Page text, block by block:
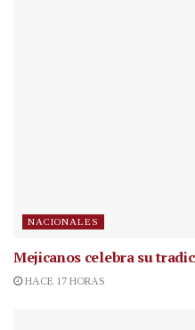
NACIONALES
Mejicanos celebra su
HACE 17 HORAS